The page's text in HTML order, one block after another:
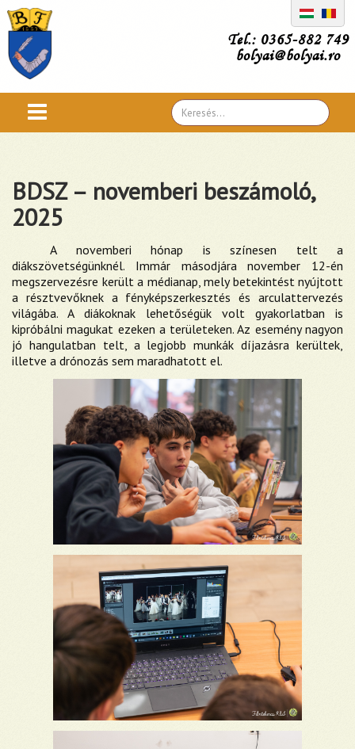
Tel.: 0365-882 749
bolyai@bolyai.ro
Search
...
BDSZ – novemberi beszámoló,
2025
A novemberi hónap is színesen telt a
diákszövetségünknél. Immár másodjára november 12-én
megszervezésre került a médianap, mely betekintést nyújtott
a résztvevőknek a fényképszerkesztés és arculattervezés
világába. A diákoknak lehetőségük volt gyakorlatban is
kipróbálni magukat ezeken a területeken. Az esemény nagyon
jó hangulatban telt, a legjobb munkák díjazásra kerültek,
illetve a drónozás sem maradhatott el.